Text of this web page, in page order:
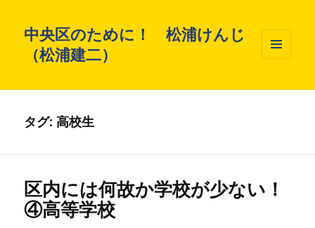
中央区のために！ 松浦けんじ
（松浦建二）
ィジェ
タグ: 高校生
区内には何故か学校が少ない！
④高等学校